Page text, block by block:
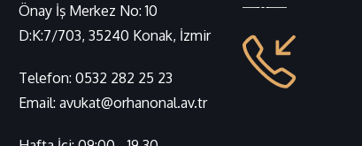
Önay İş Merkez No: 10
D:K:7/703, 35240 Konak, İzmir
Telefon: 0532 282 25 23
Email: avukat@orhanonal.av.tr